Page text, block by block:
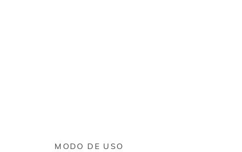
MODO DE USO